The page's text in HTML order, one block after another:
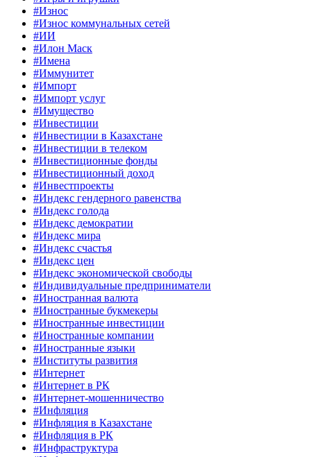
#Износ
#Износ коммунальных сетей
#ИИ
#Илон Маск
#Имена
#Иммунитет
#Импорт
#Импорт услуг
#Имущество
#Инвестиции
#Инвестиции в Казахстане
#Инвестиции в телеком
#Инвестиционные фонды
#Инвестиционный доход
#Инвестпроекты
#Индекс гендерного равенства
#Индекс голода
#Индекс демократии
#Индекс мира
#Индекс счастья
#Индекс цен
#Индекс экономической свободы
#Индивидуальные предприниматели
#Иностранная валюта
#Иностранные букмекеры
#Иностранные инвестиции
#Иностранные компании
#Иностранные языки
#Институты развития
#Интернет
#Интернет в РК
#Интернет-мошенничество
#Инфляция
#Инфляция в Казахстане
#Инфляция в РК
#Инфраструктура